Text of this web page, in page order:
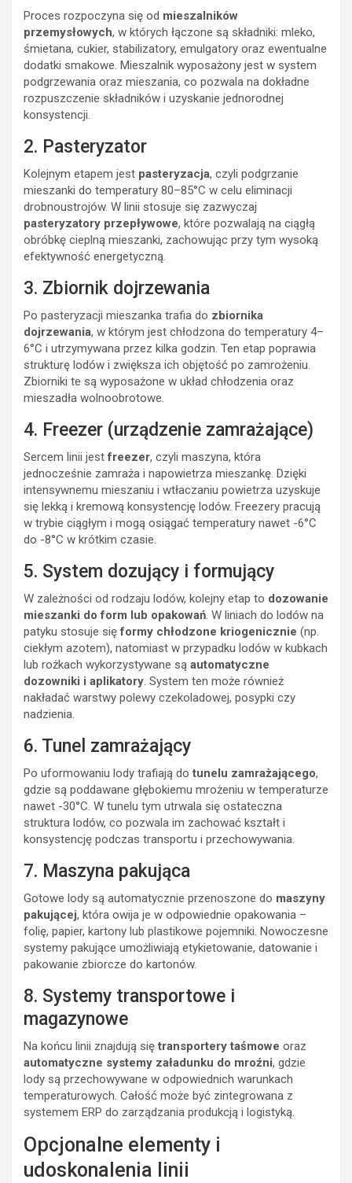
Proces rozpoczyna się od mieszalników
przemysłowych, w których łączone są składniki: mleko,
śmietana, cukier, stabilizatory, emulgatory oraz ewentualne
dodatki smakowe. Mieszalnik wyposażony jest w system
podgrzewania oraz mieszania, co pozwala na dokładne
rozpuszczenie składników i uzyskanie jednorodnej
konsystencji.
2. Pasteryzator
Kolejnym etapem jest pasteryzacja, czyli podgrzanie
mieszanki do temperatury 80–85°C w celu eliminacji
drobnoustrojów. W linii stosuje się zazwyczaj
pasteryzatory przepływowe, które pozwalają na ciągłą
obróbkę cieplną mieszanki, zachowując przy tym wysoką
efektywność energetyczną.
3. Zbiornik dojrzewania
Po pasteryzacji mieszanka trafia do zbiornika
dojrzewania, w którym jest chłodzona do temperatury 4–
6°C i utrzymywana przez kilka godzin. Ten etap poprawia
strukturę lodów i zwiększa ich objętość po zamrożeniu.
Zbiorniki te są wyposażone w układ chłodzenia oraz
mieszadła wolnoobrotowe.
4. Freezer (urządzenie zamrażające)
Sercem linii jestfreezer, czyli maszyna, która
jednocześnie zamraża i napowietrza mieszankę. Dzięki
intensywnemu mieszaniu i wtłaczaniu powietrza uzyskuje
się lekką i kremową konsystencję lodów. Freezery pracują
w trybie ciągłym i mogą osiągać temperatury nawet -6°C
do -8°C w krótkim czasie.
5. System dozujący i formujący
W zależności od rodzaju lodów, kolejny etap to dozowanie
mieszanki do form lub opakowań. W liniach do lodów na
patyku stosuje sięformy chłodzone kriogenicznie (np.
ciekłym azotem), natomiast w przypadku lodów w kubkach
lub rożkach wykorzystywane są automatyczne
dozowniki i aplikatory. System ten może również
nakładać warstwy polewy czekoladowej, posypki czy
nadzienia.
6. Tunel zamrażający
Po uformowaniu lody trafiają dotunelu zamrażającego,
gdzie są poddawane głębokiemu mrożeniu w temperaturze
nawet -30°C. W tunelu tym utrwala się ostateczna
struktura lodów, co pozwala im zachować kształt i
konsystencję podczas transportu i przechowywania.
7. Maszyna pakująca
Gotowe lody są automatycznie przenoszone do maszyny
pakującej, która owija je w odpowiednie opakowania –
folię, papier, kartony lub plastikowe pojemniki. Nowoczesne
systemy pakujące umożliwiają etykietowanie, datowanie i
pakowanie zbiorcze do kartonów.
8. Systemy transportowe i
magazynowe
Na końcu linii znajdują siętransportery taśmowe oraz
automatyczne systemy załadunku do mroźni, gdzie
lody są przechowywane w odpowiednich warunkach
temperaturowych. Całość może być zintegrowana z
systemem ERP do zarządzania produkcją i logistyką.
Opcjonalne elementy i
udoskonalenia linii